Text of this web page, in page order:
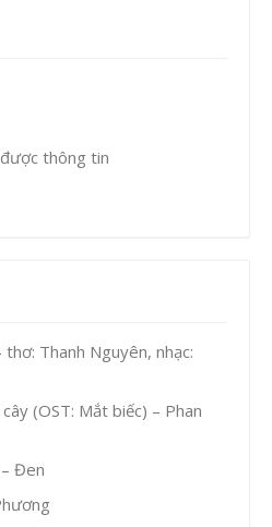
thông tin
thơ: Thanh Nguyên, nhạc:
(OST: Mắt biếc) – Phan
Đen